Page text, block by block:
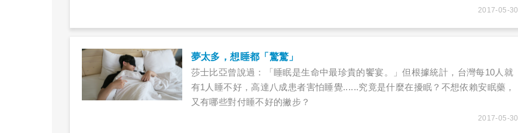
2017-05-30
夢太多，想睡都「驚驚」
莎士比亞曾說過：「睡眠是生命中最珍貴的饗宴。」但根據統計，台灣每10人就
有1人睡不好，高達八成患者害怕睡覺......究竟是什麼在擾眠？不想依賴安眠藥，
又有哪些對付睡不好的撇步？
2017-05-30